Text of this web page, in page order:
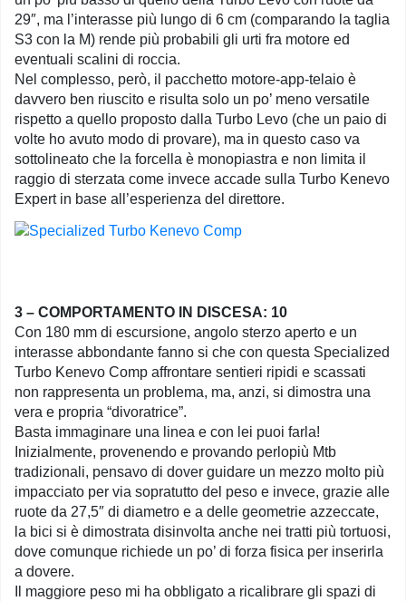
29″, ma l’interasse più lungo di 6 cm (comparando la taglia
S3 con la M) rende più probabili gli urti fra motore ed
eventuali scalini di roccia.
Nel complesso, però, il pacchetto motore-app-telaio è
davvero ben riuscito e risulta solo un po’ meno versatile
rispetto a quello proposto dalla Turbo Levo (che un paio di
volte ho avuto modo di provare), ma in questo caso va
sottolineato che la forcella è monopiastra e non limita il
raggio di sterzata come invece accade sulla Turbo Kenevo
Expert in base all’esperienza del direttore.
3 – COMPORTAMENTO IN DISCESA: 10
Con 180 mm di escursione, angolo sterzo aperto e un
interasse abbondante fanno si che con questa Specialized
Turbo Kenevo Comp affrontare sentieri ripidi e scassati
non rappresenta un problema, ma, anzi, si dimostra una
vera e propria “divoratrice”.
Basta immaginare una linea e con lei puoi farla!
Inizialmente, provenendo e provando perlopiù Mtb
tradizionali, pensavo di dover guidare un mezzo molto più
impacciato per via sopratutto del peso e invece, grazie alle
ruote da 27,5″ di diametro e a delle geometrie azzeccate,
la bici si è dimostrata disinvolta anche nei tratti più tortuosi,
dove comunque richiede un po’ di forza fisica per inserirla
a dovere.
Il maggiore peso mi ha obbligato a ricalibrare gli spazi di